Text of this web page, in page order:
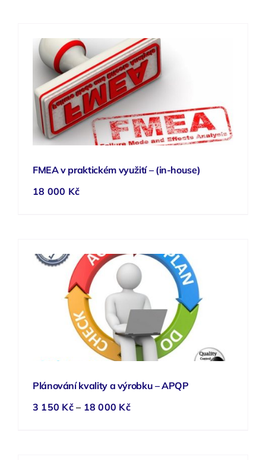
FMEA v praktickém využití – (in-house)
18 000 Kč
Plánování kvality a výrobku – APQP
3 150 Kč – 18 000 KčRozpětí